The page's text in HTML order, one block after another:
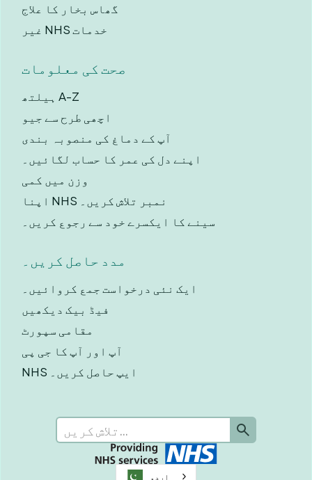
گھاس بخار کا علاج
غیر NHS خدمات
صحت کی معلومات
ہیلتھ A-Z
اچھی طرح سے جیو
آپ کے دماغ کی منصوبہ بندی
اپنے دل کی عمر کا حساب لگائیں۔
وزن میں کمی
اپنا NHS نمبر تلاش کریں۔
سینے کا ایکسرے خود سے رجوع کریں۔
مدد حاصل کریں۔
ایک نئی درخواست جمع کروائیں۔
فیڈ بیک دیکھیں
مقامی سپورٹ
آپ اور آپ کا جی پی
NHS ایپ حاصل کریں۔
اردو